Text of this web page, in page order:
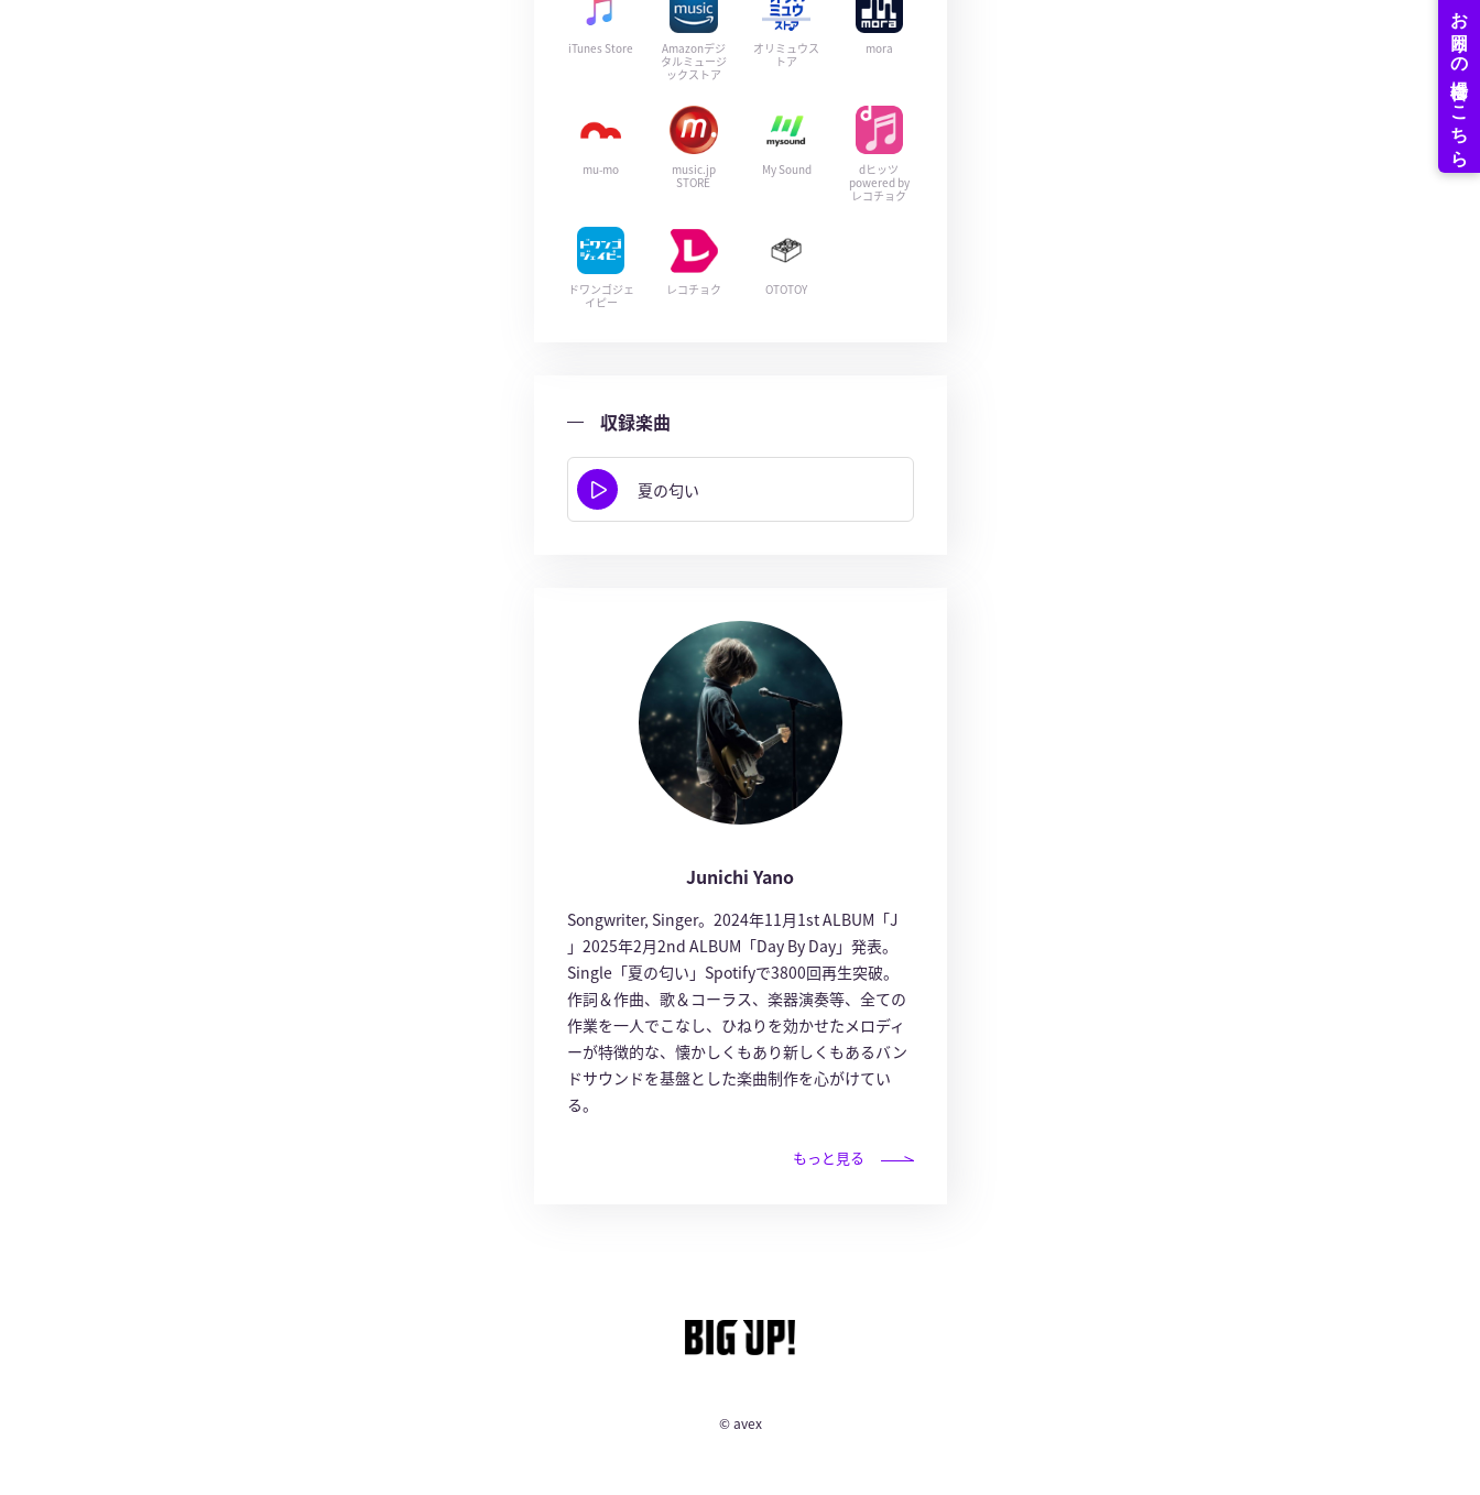
iTunes Store
Amazonデジ
タルミュージ
ックストア
オリミュウス
トア
mora
mu-mo
music.jp
STORE
My Sound
dヒッツ
powered by
レコチョク
ドワンゴジェ
イピー
レコチョク OTOTOY
収録楽曲
夏の匂い
Junichi Yano
Songwriter, Singer。2024年11月1st ALBUM「J
」2025年2月2nd ALBUM「Day By Day」発表。
Single「夏の匂い」Spotifyで3800回再生突破。
作詞＆作曲、歌＆コーラス、楽器演奏等、全ての
作業を一人でこなし、ひねりを効かせたメロディ
ーが特徴的な、懐かしくもあり新しくもあるバン
ドサウンドを基盤とした楽曲制作を心がけてい
る。
もっと見る
© avex